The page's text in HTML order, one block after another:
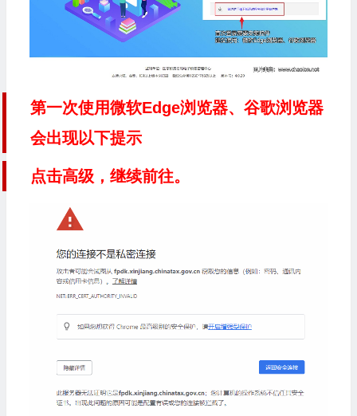
第一次使用微软Edge浏览器、谷歌浏览器
会出现以下提示
点击高级，继续前往。